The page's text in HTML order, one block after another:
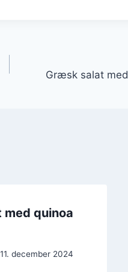
Græsk salat
quinoa
11. december 2024